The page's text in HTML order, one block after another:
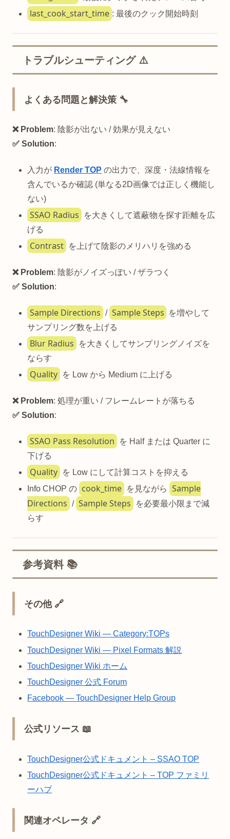
last_cook_start_time : 最後のクック開始時刻
トラブルシューティング ⚠️
よくある問題と解決策 🔧
❌ Problem: 陰影が出ない / 効果が見えない
✅ Solution:
入力が Render TOP の出力で、深度・法線情報を
含んでいるか確認 (単なる2D画像では正しく機能し
ない)
SSAO Radius
を大きくして遮蔽物を探す距離を広
げる
Contrast を上げて陰影のメリハリを強める
❌ Problem: 陰影がノイズっぽい / ザラつく
✅ Solution:
Sample Directions / Sample Steps
を増やして
サンプリング数を上げる
Blur Radius
を大きくしてサンプリングノイズを
ならす
Quality を Low から Medium に上げる
❌ Problem: 処理が重い / フレームレートが落ちる
✅ Solution:
SSAO Pass Resolution
を Half または Quarter に
下げる
Quality
を Low にして計算コストを抑える
Info CHOP の cook_time を見ながら
Sample
Directions / Sample Steps
を必要最小限まで減
らす
参考資料 📚
その他 🔗
TouchDesigner Wiki — Category:TOPs
TouchDesigner Wiki — Pixel Formats 解説
TouchDesigner Wiki ホーム
TouchDesigner 公式 Forum
Facebook — TouchDesigner Help Group
公式リソース 📖
TouchDesigner公式ドキュメント – SSAO TOP
TouchDesigner公式ドキュメント – TOP ファミリ
ーハブ
関連オペレータ 🔗